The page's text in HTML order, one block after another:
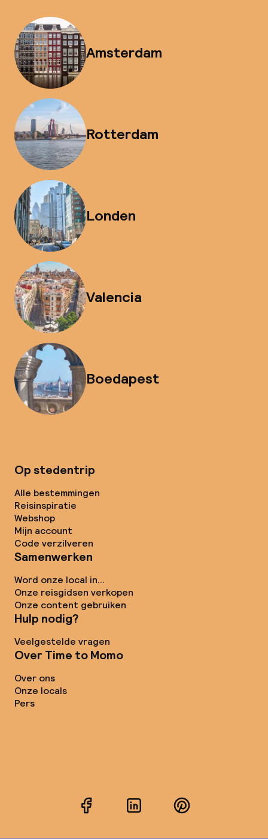
Amsterdam
Rotterdam
Londen
Valencia
Boedapest
Op stedentrip
Alle bestemmingen
Reisinspiratie
Webshop
Mijn account
Code verzilveren
Samenwerken
Word onze local in...
Onze reisgidsen verkopen
Onze content gebruiken
Hulp nodig?
Veelgestelde vragen
Over Time to Momo
Over ons
Onze locals
Pers
FacebookLinkedInPinterest